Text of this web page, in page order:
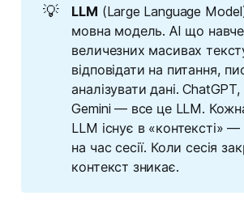
💡 LLM (Large Language
мовна модель. AI що
величезних масивах
відповідати на питання,
аналізувати дані.
Gemini — все це LLM.
LLM існує в «контексті» —
на час сесії. Коли сесія
контекст зникає.